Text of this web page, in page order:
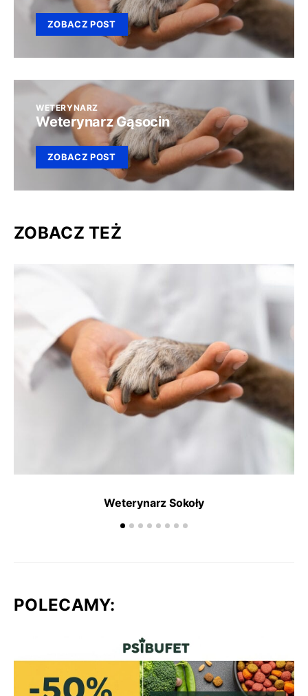
ZOBACZ POST
WETERYNARZ
Weterynarz Gąsocin
ZOBACZ POST
ZOBACZ TEŻ
Weterynarz Sokoły
POLECAMY: